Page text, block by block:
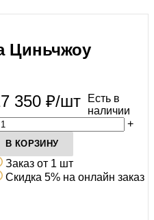
Циньчжоу
350 ₽/шт
Есть в
наличии
+
В КОРЗИНУ
Заказ от 1 шт
Скидка 5% на онлайн заказ